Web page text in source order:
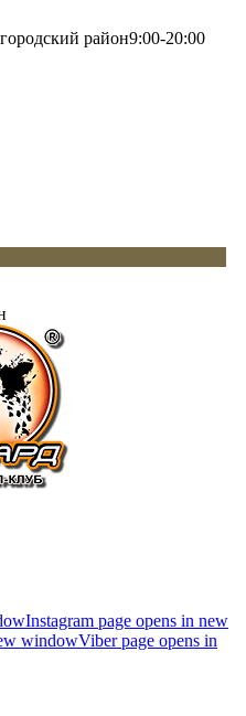
район9:00-20:00
Instagram page opens in new
windowViber page opens in